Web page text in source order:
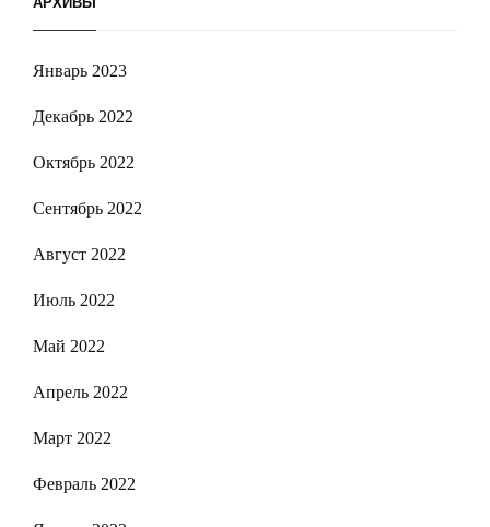
Январь 2023
Декабрь 2022
Октябрь 2022
Сентябрь 2022
Август 2022
Июль 2022
Май 2022
Апрель 2022
Март 2022
Февраль 2022